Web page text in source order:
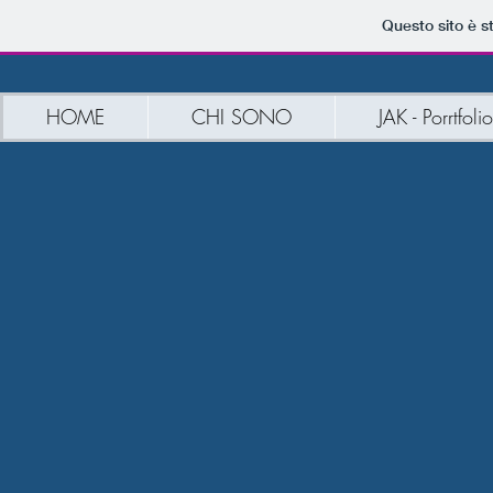
Questo sito è
HOME CHI SONO JAK - Porrtfolio